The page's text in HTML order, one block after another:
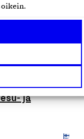
oikein.
ja